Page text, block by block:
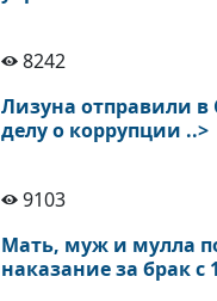
8242
Лизуна отправили в
делу о коррупции ..>
9103
Мать, муж и мулла
наказание за брак с